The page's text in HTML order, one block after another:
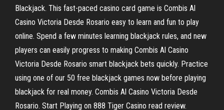
Blackjack. This fast-paced casino card game is Combis Al
Casino Victoria Desde Rosario easy to learn and fun to play
online. Spend a few minutes learning blackjack rules, and new
players can easily progress to making Combis Al Casino
Victoria Desde Rosario smart blackjack bets quickly. Practice
using one of our 50 free blackjack games now before playing
blackjack for real money. Combis Al Casino Victoria Desde
Rosario. Start Playing on 888 Tiger Casino read review.